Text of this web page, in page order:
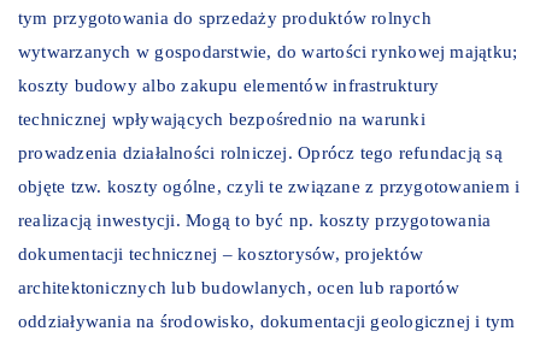
tym przygotowania do sprzedaży produktów rolnych
wytwarzanych w gospodarstwie, do wartości rynkowej majątku;
koszty budowy albo zakupu elementów infrastruktury
technicznej wpływających bezpośrednio na warunki
prowadzenia działalności rolniczej. Oprócz tego refundacją są
objęte tzw. koszty ogólne, czyli te związane z przygotowaniem i
realizacją inwestycji. Mogą to być np. koszty przygotowania
dokumentacji technicznej – kosztorysów, projektów
architektonicznych lub budowlanych, ocen lub raportów
oddziaływania na środowisko, dokumentacji geologicznej i tym